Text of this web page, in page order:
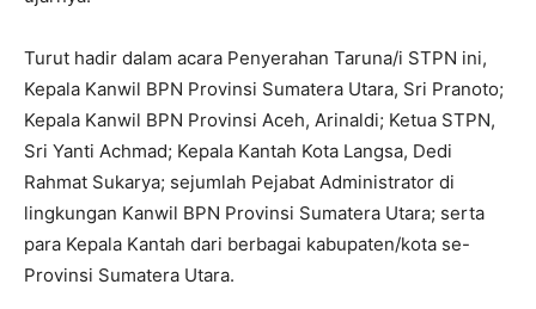
Turut hadir dalam acara Penyerahan Taruna/i STPN ini,
Kepala Kanwil BPN Provinsi Sumatera Utara, Sri Pranoto;
Kepala Kanwil BPN Provinsi Aceh, Arinaldi; Ketua STPN,
Sri Yanti Achmad; Kepala Kantah Kota Langsa, Dedi
Rahmat Sukarya; sejumlah Pejabat Administrator di
lingkungan Kanwil BPN Provinsi Sumatera Utara; serta
para Kepala Kantah dari berbagai kabupaten/kota se-
Provinsi Sumatera Utara.